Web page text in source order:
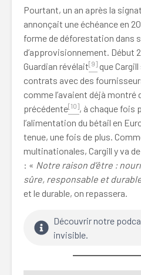
Pourtant, un an après la
annonçait une échéance en
forme de déforestation dans
d’approvisionnement. Début
Guardian révélait[9] que
contrats avec des
comme l’avaient déjà montré
précédente[10], à chaque fois
l’alimentation du bétail en
tenue, une fois de plus.
multinationales, Cargill y va
: « Notre raison d’être :
sûre, responsable et
et le durable, on repassera.
Découvrir notre
invisible.